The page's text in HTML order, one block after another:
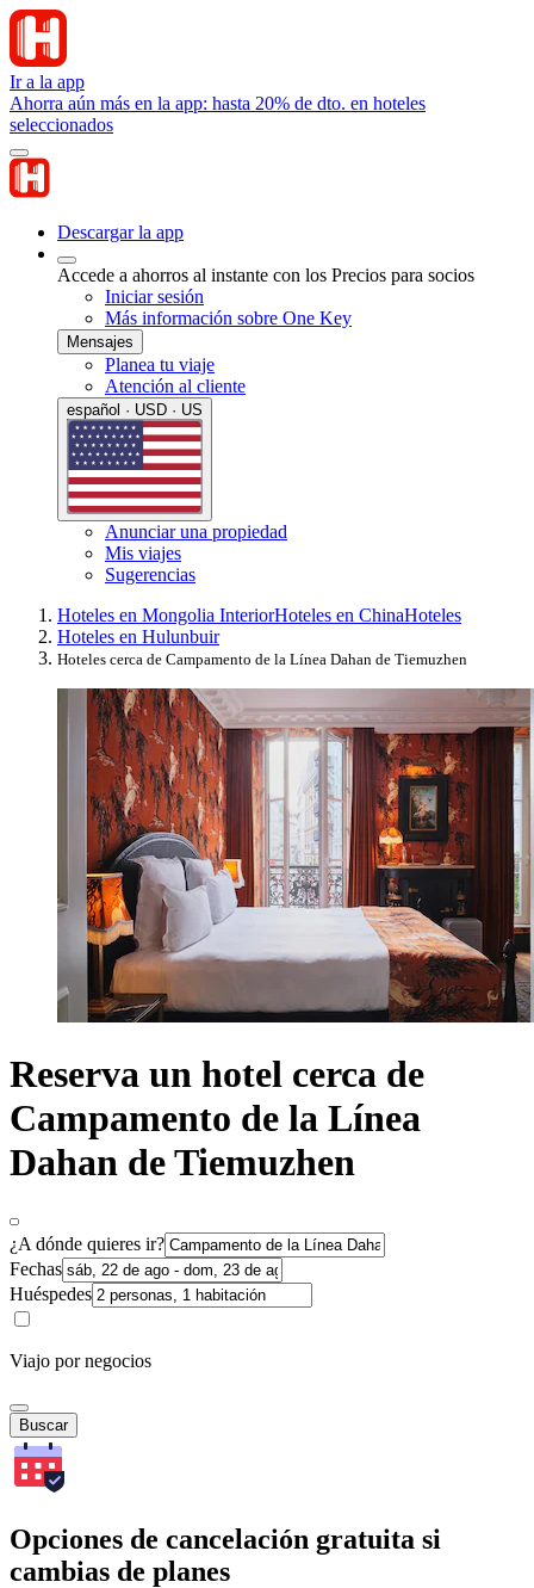
Ir a la app
Ahorra aún más en la app: hasta 20% de dto. en hoteles
seleccionados
Descargar la app
Accede a ahorros al instante con los Precios para socios
Iniciar sesión
Más información sobre One Key
Mensajes
Planea tu viaje
Atención al cliente
español · USD · US
Anunciar una propiedad
Mis viajes
Sugerencias
Hoteles en Mongolia InteriorHoteles en ChinaHoteles
Hoteles en Hulunbuir
Hoteles cerca de Campamento de la Línea Dahan de Tiemuzhen
Reserva un hotel cerca de
Campamento de la Línea
Dahan de Tiemuzhen
¿A dónde quieres ir?
Fechas
Huéspedes
Viajo por negocios
Buscar
Opciones de cancelación gratuita si
cambias de planes